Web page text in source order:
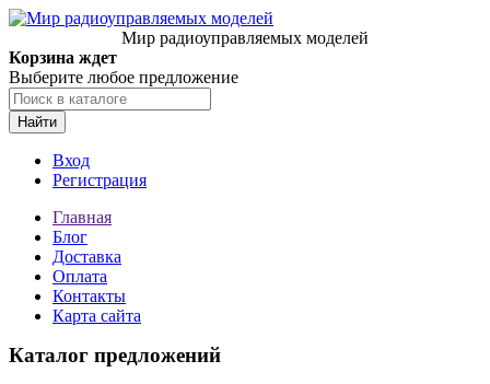
Мир радиоуправляемых моделей
Корзина ждет
Выберите любое предложение
Найти
Вход
Регистрация
Главная
Блог
Доставка
Оплата
Контакты
Карта сайта
Каталог предложений